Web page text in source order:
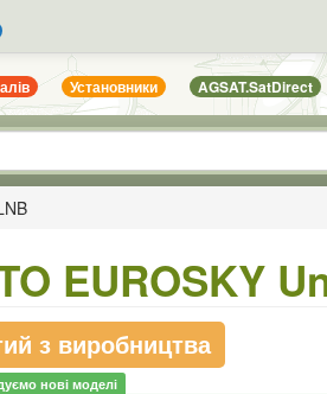
Установники AGSAT.SatDirect
EUROSKY
з виробництва
нові моделі